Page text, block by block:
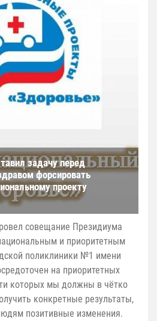
задачу перед
форсировать
проекту
совещание Президиума
и приоритетным
поликлиники №1 имени
на приоритетных
которых мы должны в чётко
конкретные результаты,
позитивные изменения.